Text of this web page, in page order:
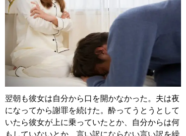
翌朝も彼女は自分から口を開かなかった。夫は夜
になってから謝罪を続けた。酔ってうとうとして
いたら彼女が上に乗っていたとか、自分からは何
もしていないとか、言い訳にならない言い訳を繰